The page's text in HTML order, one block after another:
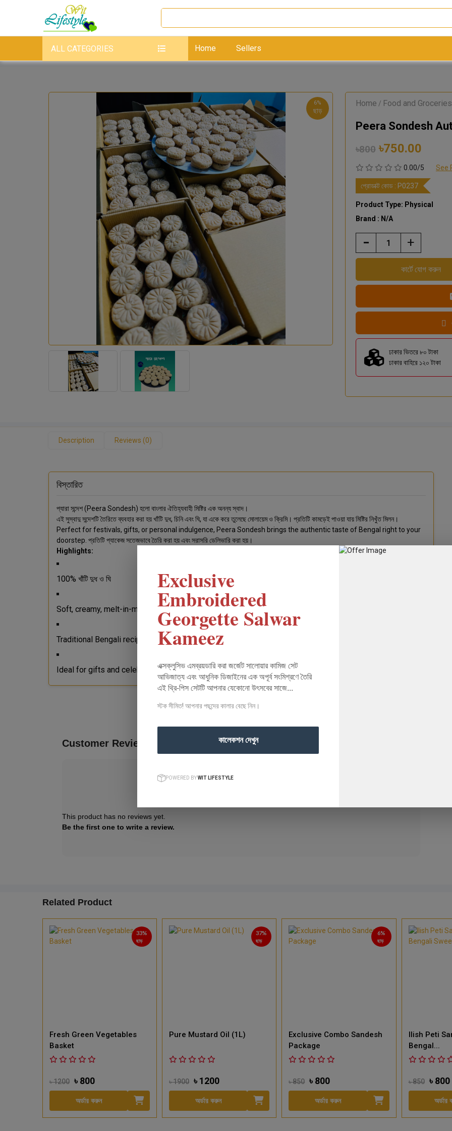
ALL CATEGORIES Home Sellers
6%
ছাড়
Home / Food and Groceries
Peera Sondesh
৳800 ৳750.00
0.00/5 See
প্রোডাক্ট কোড : P0237
Product Type: Physical
Brand : N/A
- +
ঢাকার ভিতরে ৮০ টাকা
ঢাকার বাহিরে ১২০ টাকা
Description Reviews (0)
বিস্তারিত
প্যারা সন্দেশ (Peera Sondesh) হলো বাংলার ঐতিহ্যবাহী মিষ্টির এক অনন্য স্বাদ।
এই সুস্বাদু সন্দেশটি তৈরিতে ব্যবহার করা হয় খাঁটি দুধ, চিনি এবং ঘি, যা একে করে তুলেছে মোলায়েম ও ক্রিমি। প্রতিটি কামড়েই পাওয়া যায় মিষ্টির নিখুঁত মিলন।
Perfect for festivals, gifts, or personal indulgence, Peera Sondesh brings the authentic taste of Bengal right to your
doorstep. প্রতিটি প্যাকেজ সতেজভাবে তৈরি করা হয় এবং সরাসরি ডেলিভারি করা হয়।
Highlights:
100% খাঁটি দুধ ও ঘি
Soft, creamy, melt-in-mouth texture
Traditional Bengali recipe
Ideal for gifts and celebrations
Customer Reviews (0)
This product has no reviews yet.
Be the first one to write a review.
Related Product
33%
ছাড়
Fresh Green Vegetables
Basket
৳ 1200 ৳ 800
অর্ডার করুন
37%
ছাড়
Pure Mustard Oil (1L)
৳ 1900 ৳ 1200
অর্ডার করুন
6%
ছাড়
Exclusive Combo Sandesh
Package
৳ 850 ৳ 800
অর্ডার করুন
Ilish Peti
Bengal...
৳ 850 ৳ 800
অর্ডার
Exclusive
Embroidered
Georgette Salwar
Kameez
এক্সক্লুসিভ এমব্রয়ডারি করা জর্জেট সালোয়ার কামিজ সেট
আভিজাত্য এবং আধুনিক ডিজাইনের এক অপূর্ব সংমিশ্রণে তৈরি
এই থ্রি-পিস সেটটি আপনার যেকোনো উৎসবের সাজে...
স্টক সীমিত! আপনার পছন্দের কালার বেছে নিন।
কালেকশন দেখুন
POWERED BYWIT LIFESTYLE